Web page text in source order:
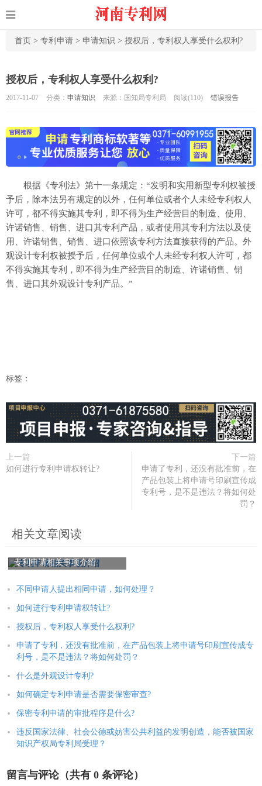
首页 > 专利申请 > 申请知识 > 授权后，专利权人享受什么权利?
授权后，专利权人享受什么权利?
2017-11-07 分类： 申请知识 来源：国知局专利局 阅读(110) 错误报告
根据《专利法》第十一条规定：“发明和实用新型专利权被授
予后，除本法另有规定的以外，任何单位或者个人未经专利权人
许可，都不得实施其专利，即不得为生产经营目的制造、使用、
许诺销售、销售、进口其专利产品，或者使用其专利方法以及使
用、许诺销售、销售、进口依照该专利方法直接获得的产品。外
观设计专利权被授予后，任何单位或个人未经专利权人许可，都
不得实施其专利，即不得为生产经营目的制造、许诺销售、销
售、进口其外观设计专利产品。”
标签：
上一篇
如何进行专利申请权转让?
下一篇
申请了专利，还没有批准前，在
产品包装上将申请号印刷宣传成
专利号，是不是违法？将如何处
罚？
相关文章阅读
专利申请相关事项介绍
不同申请人提出相同申请，如何处理？
如何进行专利申请权转让?
授权后，专利权人享受什么权利?
申请了专利，还没有批准前，在产品包装上将申请号印刷宣传成专
利号，是不是违法？将如何处罚？
什么是外观设计专利?
如何确定专利申请是否需要保密审查?
保密专利申请的审批程序是什么?
违反国家法律、社会公德或妨害公共利益的发明创造，能否被国家
知识产权局专利局受理？
留言与评论（共有 0 条评论）